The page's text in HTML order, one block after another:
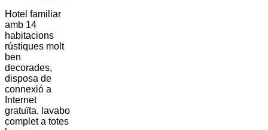
Hotel familiar
amb 14
habitacions
rústiques molt
ben
decorades,
disposa de
connexió a
Internet
gratuïta, lavabo
complet a totes